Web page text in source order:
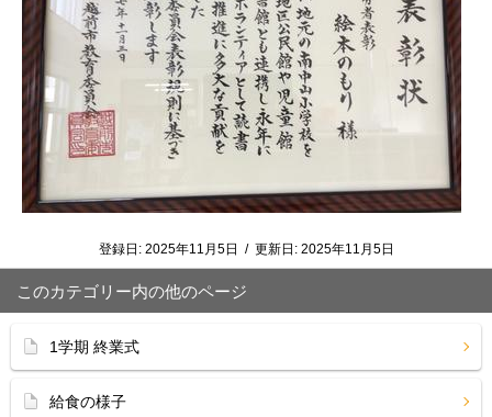
登録日: 2025年11月5日 / 更新日: 2025年11月5日
このカテゴリー内の他のページ
1学期 終業式
給食の様子